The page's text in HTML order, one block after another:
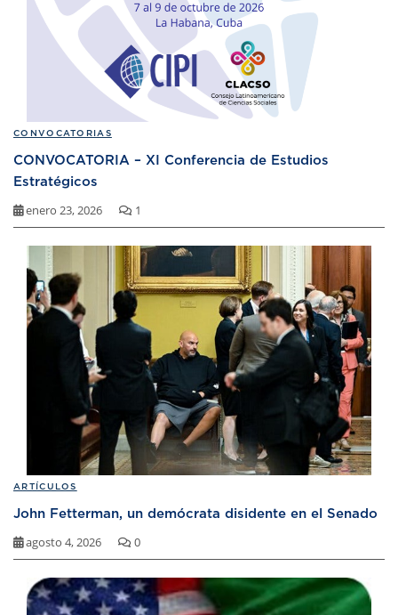
CONVOCATORIAS
CONVOCATORIA – XI Conferencia de Estudios
Estratégicos
enero 23, 2026 1
ARTÍCULOS
John Fetterman, un demócrata disidente en el Senado
agosto 4, 2026 0